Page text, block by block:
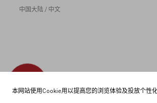
中国大陆 / 中文
本网站使用Cookie用以提高您的浏览体验及投放个性